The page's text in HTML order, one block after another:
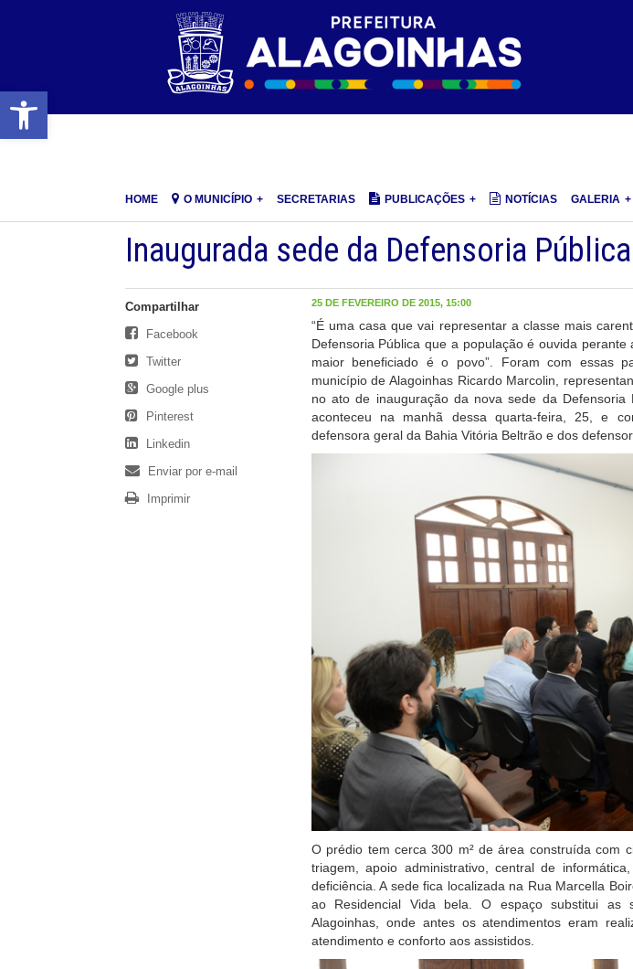
Barra de Ferramentas Aberta
HOME O MUNICÍPIO SECRETARIAS PUBLICAÇÕES NOTÍCIAS GALERIA
Inaugurada sede da Defensoria
25 DE FEVEREIRO DE 2015, 15:00
“É uma casa que vai representar a classe mais
Defensoria Pública que a população é ouvida
maior beneficiado é o povo”. Foram com essas
município de Alagoinhas Ricardo Marcolin,
no ato de inauguração da nova sede da Defensoria
aconteceu na manhã dessa quarta-feira, 25, e
defensora geral da Bahia Vitória Beltrão e dos
O prédio tem cerca 300 m² de área construída com
triagem, apoio administrativo, central de
deficiência. A sede fica localizada na Rua Marcella
ao Residencial Vida bela. O espaço substitui as
Alagoinhas, onde antes os atendimentos eram
atendimento e conforto aos assistidos.
Compartilhar
Facebook
Twitter
Google plus
Pinterest
Linkedin
Enviar por e-mail
Imprimir